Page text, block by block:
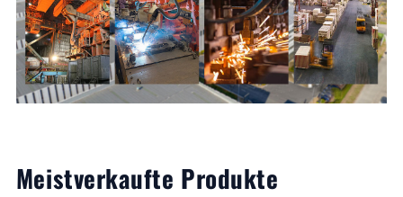
Meistverkaufte Produkte